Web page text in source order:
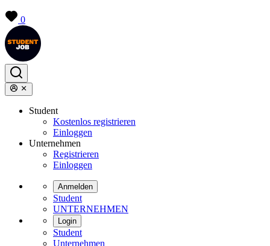
0
Student
Kostenlos registrieren
Einloggen
Unternehmen
Registrieren
Einloggen
Anmelden
Student
UNTERNEHMEN
Login
Student
Unternehmen